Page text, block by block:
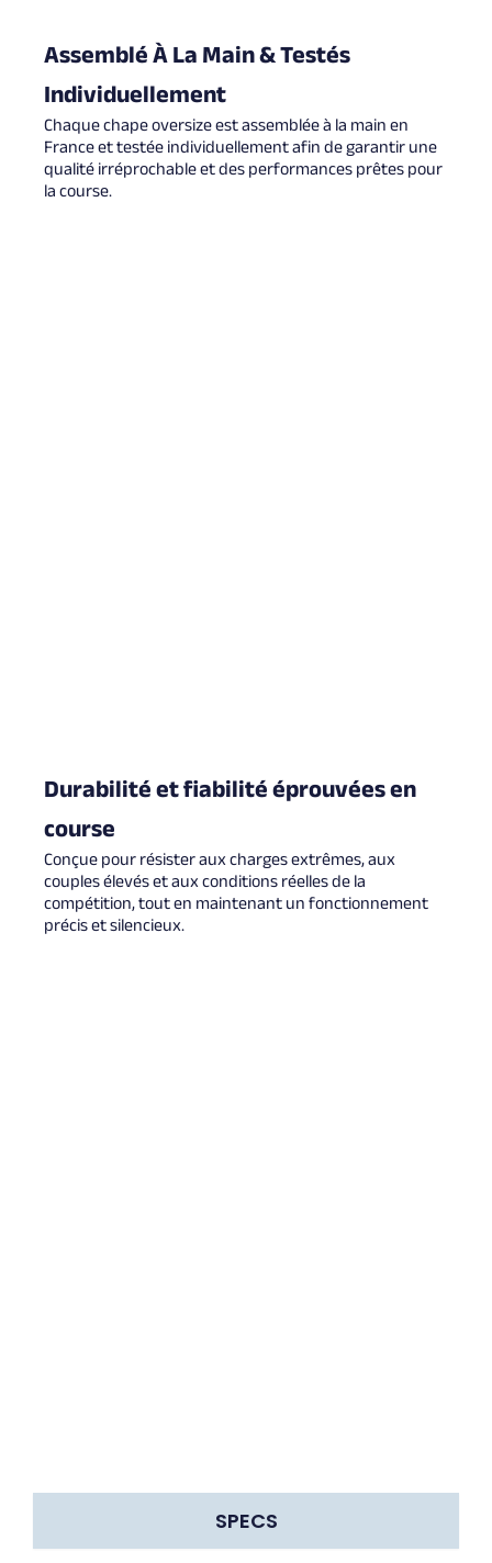
SPECS
Assemblé À La Main & Testés
Individuellement
Chaque chape oversize est assemblée à la main en
France et testée individuellement afin de garantir une
qualité irréprochable et des performances prêtes pour
la course.
Durabilité et fiabilité éprouvées en
course
Conçue pour résister aux charges extrêmes, aux
couples élevés et aux conditions réelles de la
compétition, tout en maintenant un fonctionnement
précis et silencieux.